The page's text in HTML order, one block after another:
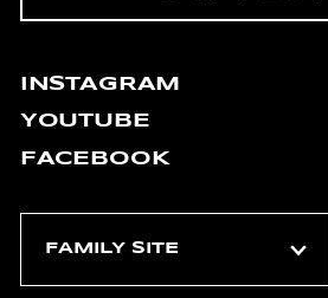
INSTAGRAM
YOUTUBE
FACEBOOK